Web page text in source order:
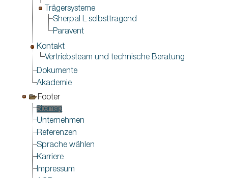
Trägersysteme
Sherpal L selbsttragend
Paravent
Kontakt
Vertriebsteam und technische Beratung
Dokumente
Akademie
Footer
Sitemap
Unternehmen
Referenzen
Sprache wählen
Karriere
Impressum